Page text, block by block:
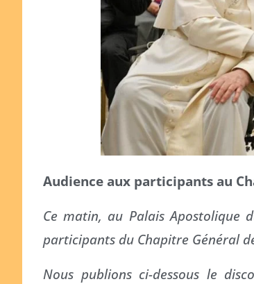
Audience aux participants au
Ce matin, au Palais Apostolique
participants du Chapitre Général
Nous publions ci-dessous le